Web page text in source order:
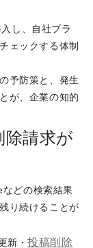
し、自社ブラ
ェックする体制
予防策と、発生
が、企業の知的
除請求が
どの検索結果
り続けることが
新・投稿削除